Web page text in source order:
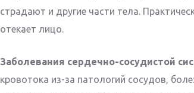
страдают и другие части тела.
отекает лицо.
Заболевания сердечно-сосудистой
кровотока из-за патологий сосудов,